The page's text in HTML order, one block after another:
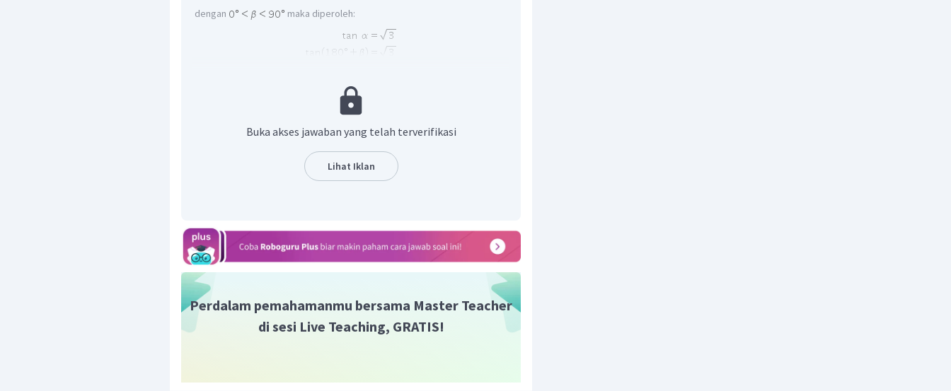
dengan
maka diperoleh:
Lalu, dengan menggunakan definisi tangen, diperoleh:
Berdasarkan panjang sisi di atas, nilai sebagai berikut.
maka nilai sebagai berikut.
Buka akses jawaban yang telah terverifikasi
Lihat Iklan
Perdalam pemahamanmu bersama Master Teacher
di sesi Live Teaching, GRATIS!